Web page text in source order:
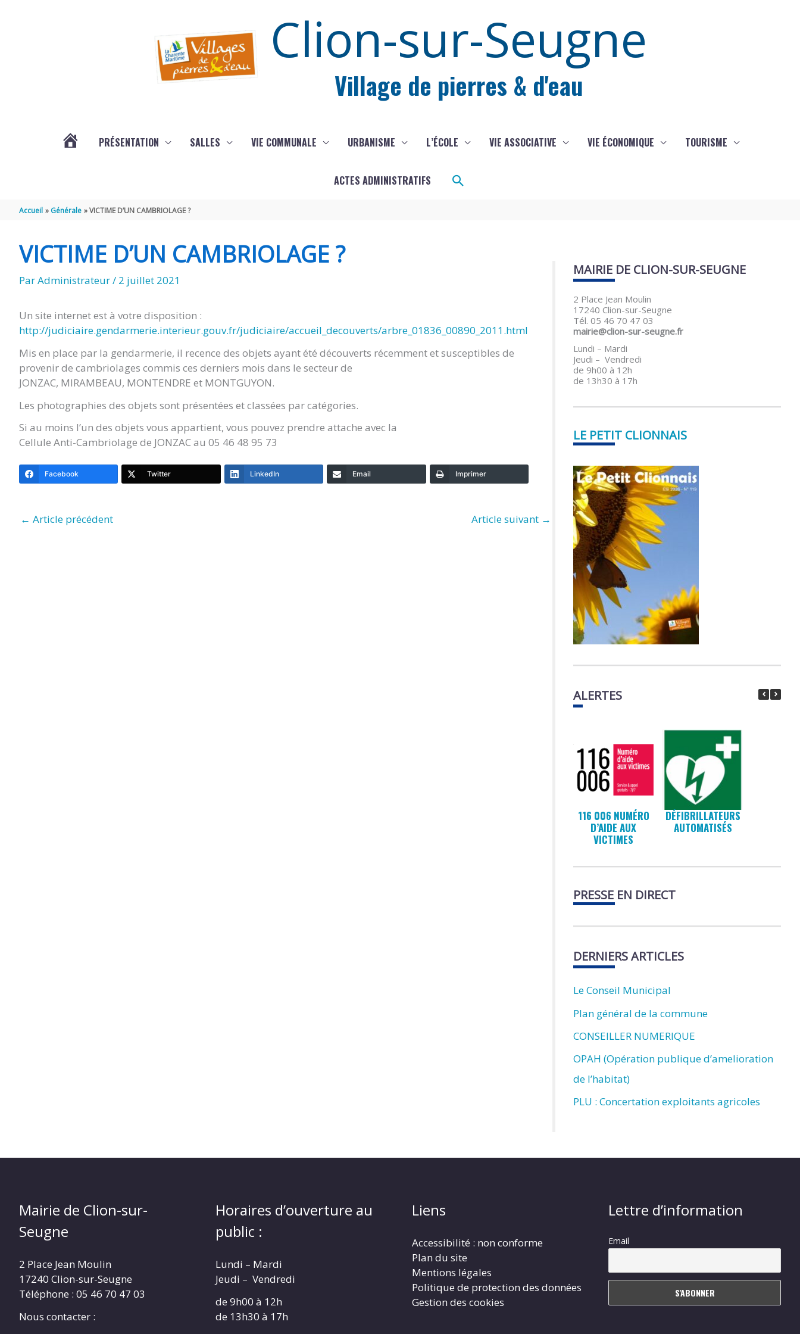
Clion-sur-Seugne
Village de pierres & d'eau
TITRE)
PRÉSENTATION SALLES VIE COMMUNALE URBANISME L’ÉCOLE VIE ASSOCIATIVE VIE ÉCONOMIQUE TOURISME
ACTES ADMINISTRATIFS Rechercher
Accueil Générale VICTIME D’UN CAMBRIOLAGE ?
VICTIME D’UN CAMBRIOLAGE ?
ParAdministrateur/ 2 juillet 2021
Un site internet est à votre disposition :
http://judiciaire.gendarmerie.interieur.gouv.fr/judiciaire/accueil_decouverts/arbre_01836_00890_2011.html
Mis en place par la gendarmerie, il recence des objets ayant été découverts récemment et susceptibles de
provenir de cambriolages commis ces derniers mois dans le secteur de
JONZAC, MIRAMBEAU, MONTENDRE et MONTGUYON.
Les photographies des objets sont présentées et classées par catégories.
Si au moins l’un des objets vous appartient, vous pouvez prendre attache avec la
Cellule Anti-Cambriolage de JONZAC au 05 46 48 95 73
Facebook Twitter LinkedIn Email Imprimer
← Article précédent Article suivant →
MAIRIE DE CLION-SUR-SEUGNE
2 Place Jean Moulin
17240 Clion-sur-Seugne
Tél. 05 46 70 47 03
mairie@clion-sur-seugne.fr
Lundi – Mardi
Jeudi – Vendredi
de 9h00 à 12h
de 13h30 à 17h
LE PETIT CLIONNAIS
ALERTES
116 006 NUMÉRO
D’AIDE AUX
VICTIMES
DÉFIBRILLATEURS
AUTOMATISÉS
PRESSE EN DIRECT
DERNIERS ARTICLES
Le Conseil Municipal
Plan général de la commune
CONSEILLER NUMERIQUE
OPAH (Opération publique d’amelioration
de l’habitat)
PLU : Concertation exploitants agricoles
Mairie de Clion-sur-
Seugne
2 Place Jean Moulin
17240 Clion-sur-Seugne
Téléphone : 05 46 70 47 03
Nous contacter :
Horaires d’ouverture au
public :
Lundi – Mardi
Jeudi – Vendredi
de 9h00 à 12h
de 13h30 à 17h
Liens
Accessibilité : non conforme
Plan du site
Mentions légales
Politique de protection des données
Gestion des cookies
Lettre d’information
Email